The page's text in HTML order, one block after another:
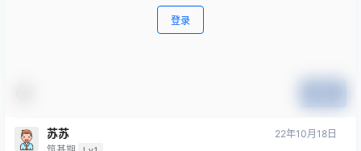
登录
苏苏 22年10月18日